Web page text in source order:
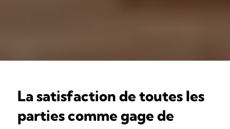
La satisfaction de toutes les
parties comme gage de